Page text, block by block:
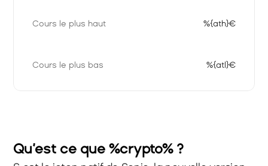
Cours le plus haut %{ath}€
Cours le plus bas %{atl}€
Qu’est ce que %crypto% ?